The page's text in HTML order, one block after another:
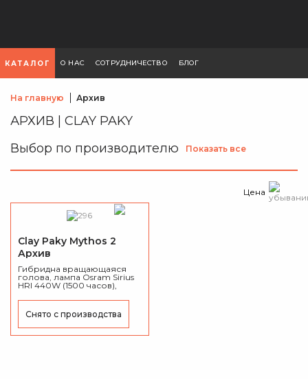
КАТАЛОГ О НАС СОТРУДНИЧЕСТВО БЛОГ
На главную Архив
АРХИВ | CLAY PAKY
Выбор по производителю
Показать все
Цена
Clay Paky Mythos 2
Архив
Гибридна вращающаяся
голова, лампа Osram Sirius
HRI 440W (1500 часов),
50 ° зум, CMY, CTO (3200 K и
2500 K) + 1 CTB-фильтр, DMX
/ Art-Net / RDM, вес 32 кг.
Снято с производства